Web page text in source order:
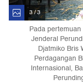
3 / 3
Pada
Jenderal
Djatmiko Bris
Perdagangan
Internasional,